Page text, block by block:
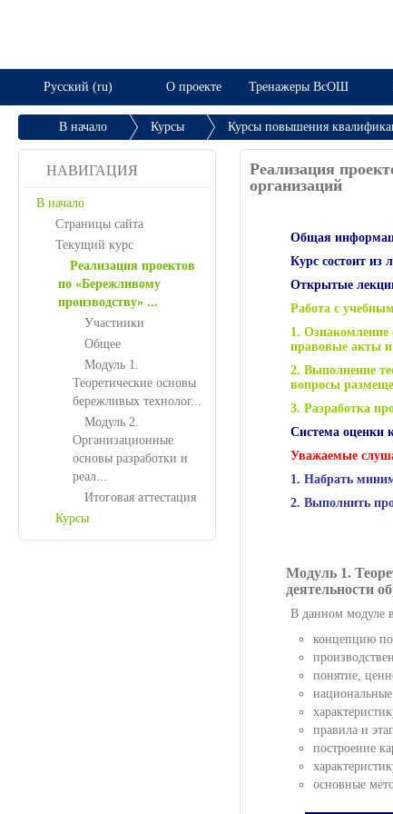
Русский (ru) О проекте Тренажеры ВсОШ
В начало Курсы
Курсы повышения
Реализация проектов по «Бережливому производству» ...
Реализация
организаций
Общая
Курс состоит из
Открытые
Работа с
1.
правовые акты
2. Выполнение
вопросы
3. Разработка
Система оценки
Уважаемые
1. Набрать
2. Выполнить
Модуль 1.
деятельности
В данном модуле
концепцию
понятие,
правила и
построение
основные
НАВИГАЦИЯ
В начало
Страницы сайта
Текущий курс
Реализация проектов
по «Бережливому
производству» ...
Участники
Общее
Модуль 1.
Теоретические основы
бережливых технолог...
Модуль 2.
Организационные
основы разработки и
реал...
Итоговая аттестация
Курсы